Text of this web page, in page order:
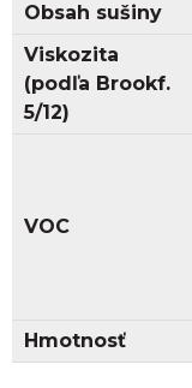
Obsah sušiny
Viskozita
(podľa Brookf.
5/12)
VOC
Hmotnosť